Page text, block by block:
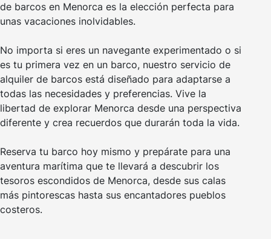
de barcos en Menorca es la elección perfecta para
unas vacaciones inolvidables.
No importa si eres un navegante experimentado o si
es tu primera vez en un barco, nuestro servicio de
alquiler de barcos está diseñado para adaptarse a
todas las necesidades y preferencias. Vive la
libertad de explorar Menorca desde una perspectiva
diferente y crea recuerdos que durarán toda la vida.
Reserva tu barco hoy mismo y prepárate para una
aventura marítima que te llevará a descubrir los
tesoros escondidos de Menorca, desde sus calas
más pintorescas hasta sus encantadores pueblos
costeros.